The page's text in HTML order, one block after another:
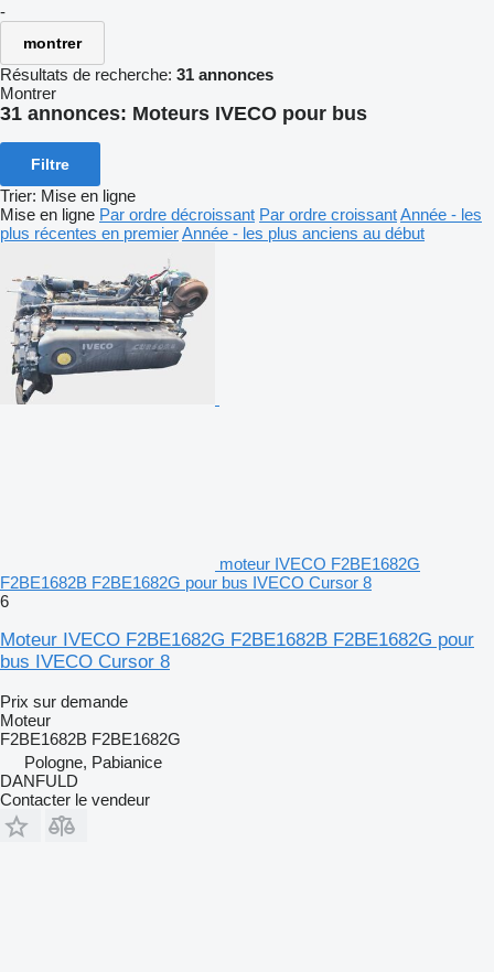
-
montrer
Résultats de recherche: 31 annonces
Montrer
31 annonces: Moteurs IVECO pour bus
Filtre
Trier: Mise en ligne
Mise en ligne Par ordre décroissant Par ordre croissantAnnée - les
plus récentes en premierAnnée - les plus anciens au début
moteur IVECO F2BE1682G
F2BE1682B F2BE1682G pour bus IVECO Cursor 8
6
Moteur IVECO F2BE1682G F2BE1682B F2BE1682G pour
bus IVECO Cursor 8
Prix sur demande
Moteur
F2BE1682B F2BE1682G
Pologne, Pabianice
DANFULD
Contacter le vendeur